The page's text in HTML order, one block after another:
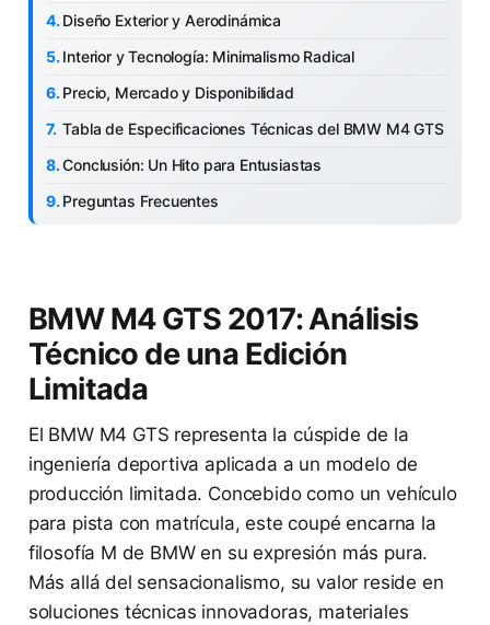
Diseño Exterior y Aerodinámica
Interior y Tecnología: Minimalismo Radical
Precio, Mercado y Disponibilidad
Tabla de Especificaciones Técnicas del BMW M4 GTS
Conclusión: Un Hito para Entusiastas
Preguntas Frecuentes
BMW M4 GTS 2017: Análisis
Técnico de una Edición
Limitada
El BMW M4 GTS representa la cúspide de la
ingeniería deportiva aplicada a un modelo de
producción limitada. Concebido como un vehículo
para pista con matrícula, este coupé encarna la
filosofía M de BMW en su expresión más pura.
Más allá del sensacionalismo, su valor reside en
soluciones técnicas innovadoras, materiales